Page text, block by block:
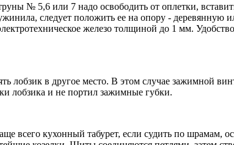
№ 5,6 или 7 надо освободить от оплетки,
следует положить ее на опору - деревянную
железо толщиной до 1 мм.
лобзик в другое место. В этом случае зажимной
лобзика и не портил зажимные губки.
всего кухонный табурет, если судить по шрамам,